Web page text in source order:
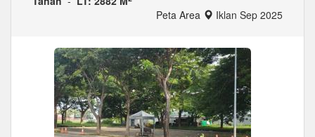
Peta Area Iklan Sep 2025